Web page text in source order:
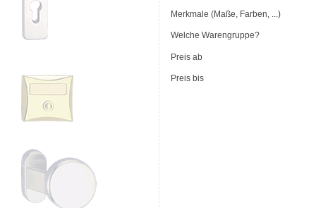
Merkmale (Maße, Farben, ...)
Welche Warengruppe?
Preis ab
Preis bis